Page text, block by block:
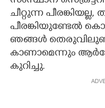
ചീറ്റുന്ന
പീരങ്കിയുണ്ടേൽ
ഞങ്ങൾ
കാണാമെന്നും
കുറിച്ചു.